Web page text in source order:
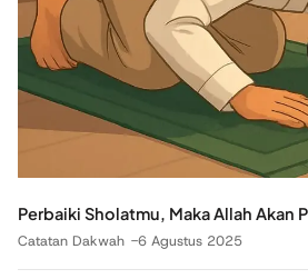
Perbaiki Sholatmu, Maka Allah Akan
Catatan Dakwah 6 Agustus 2025